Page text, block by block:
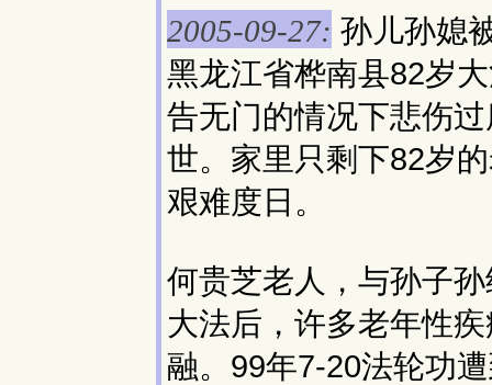
2005-09-27: 孙儿孙媳
黑龙江省桦南县82岁
告无门的情况下悲伤
世。家里只剩下82岁
艰难度日。
何贵芝老人，与孙子
大法后，许多老年性
融。99年7-20法轮功